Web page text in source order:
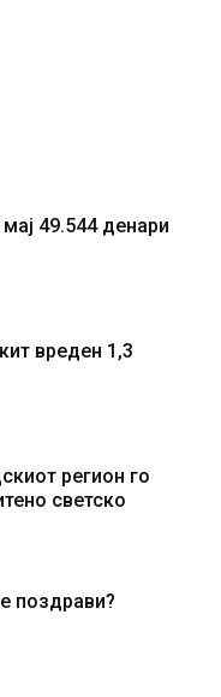
49.544 денари
вреден 1,3
регион го
светско
поздрави?